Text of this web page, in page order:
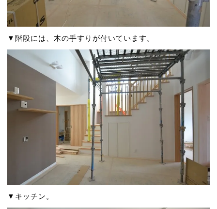
▼階段には、木の手すりが付いています。
▼キッチン。